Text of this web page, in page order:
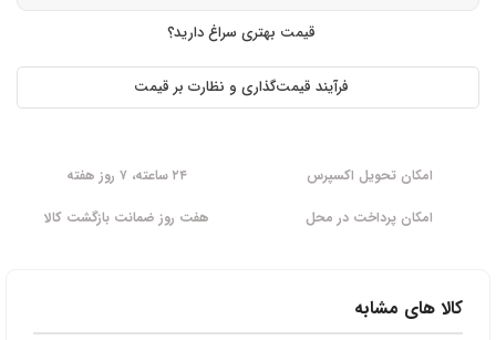
قیمت بهتری سراغ دارید؟
فرآیند قیمت‌گذاری و نظارت بر قیمت
امکان تحویل اکسپرس
۲۴ ساعته، ۷ روز هفته
امکان پرداخت در محل
هفت روز ضمانت بازگشت کالا
کالا های مشابه